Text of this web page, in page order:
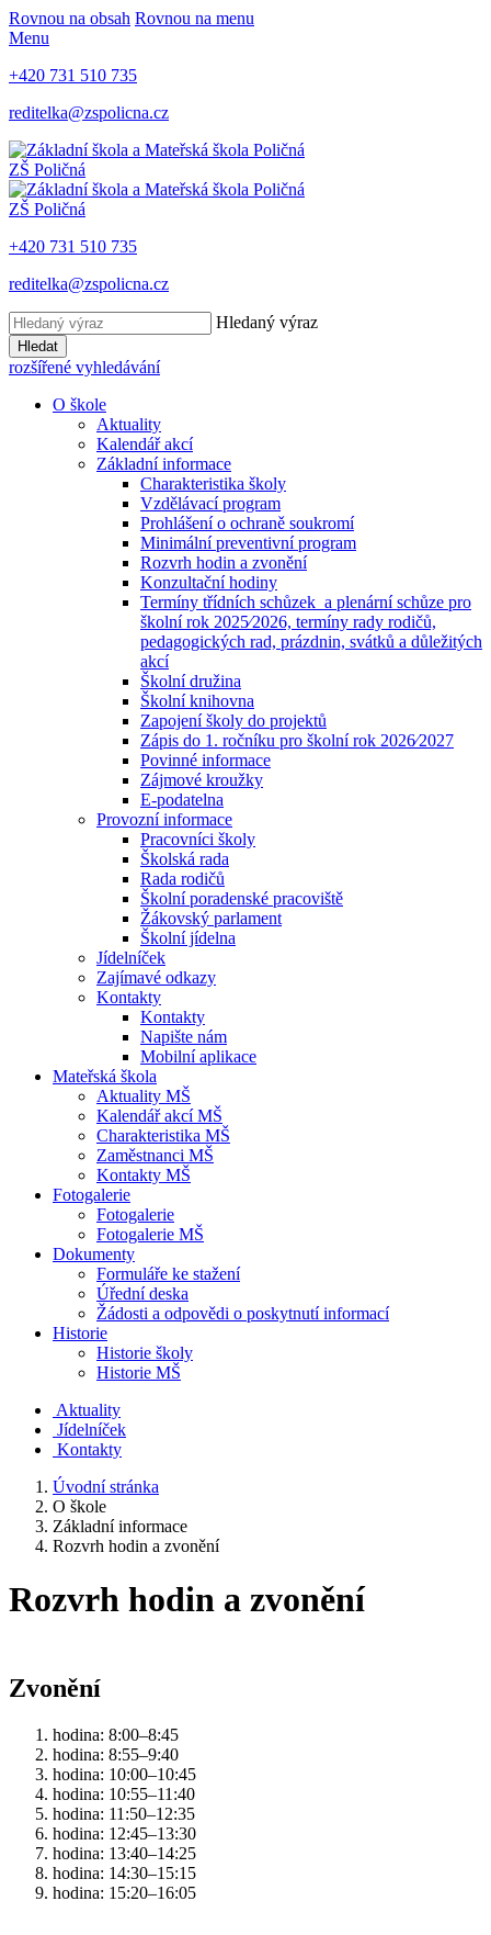
Rovnou na obsah Rovnou na menu
Menu
+420 731 510 735
reditelka@zspolicna.cz
ZŠ Poličná
ZŠ Poličná
+420 731 510 735
reditelka@zspolicna.cz
Hledaný výraz
Hledat
rozšířené vyhledávání
O škole
Aktuality
Kalendář akcí
Základní informace
Charakteristika školy
Vzdělávací program
Prohlášení o ochraně soukromí
Minimální preventivní program
Rozvrh hodin a zvonění
Konzultační hodiny
Termíny třídních schůzek a plenární schůze pro
školní rok 2025⁄2026, termíny rady rodičů,
pedagogických rad, prázdnin, svátků a důležitých
akcí
Školní družina
Školní knihovna
Zapojení školy do projektů
Zápis do 1. ročníku pro školní rok 2026⁄2027
Povinné informace
Zájmové kroužky
E-podatelna
Provozní informace
Pracovníci školy
Školská rada
Rada rodičů
Školní poradenské pracoviště
Žákovský parlament
Školní jídelna
Jídelníček
Zajímavé odkazy
Kontakty
Kontakty
Napište nám
Mobilní aplikace
Mateřská škola
Aktuality MŠ
Kalendář akcí MŠ
Charakteristika MŠ
Zaměstnanci MŠ
Kontakty MŠ
Fotogalerie
Fotogalerie
Fotogalerie MŠ
Dokumenty
Formuláře ke stažení
Úřední deska
Žádosti a odpovědi o poskytnutí informací
Historie
Historie školy
Historie MŠ
Aktuality
Jídelníček
Kontakty
Úvodní stránka
O škole
Základní informace
Rozvrh hodin a zvonění
Rozvrh hodin a zvonění
Zvonění
hodina: 8:00–8:45
hodina: 8:55–9:40
hodina: 10:00–10:45
hodina: 10:55–11:40
hodina: 11:50–12:35
hodina: 12:45–13:30
hodina: 13:40–14:25
hodina: 14:30–15:15
hodina: 15:20–16:05